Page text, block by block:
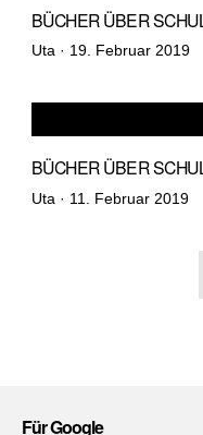
BÜCHER ÜBER
Uta · Veröffentlicht
19. Februar 2019
BÜCHER ÜBER
Uta · Veröffentlicht
11. Februar 2019
Für Google